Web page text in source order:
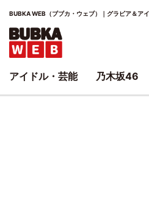
BUBKA WEB（ブブカ・ウェブ）｜グラビア＆ア
アイドル・芸能 乃木坂46